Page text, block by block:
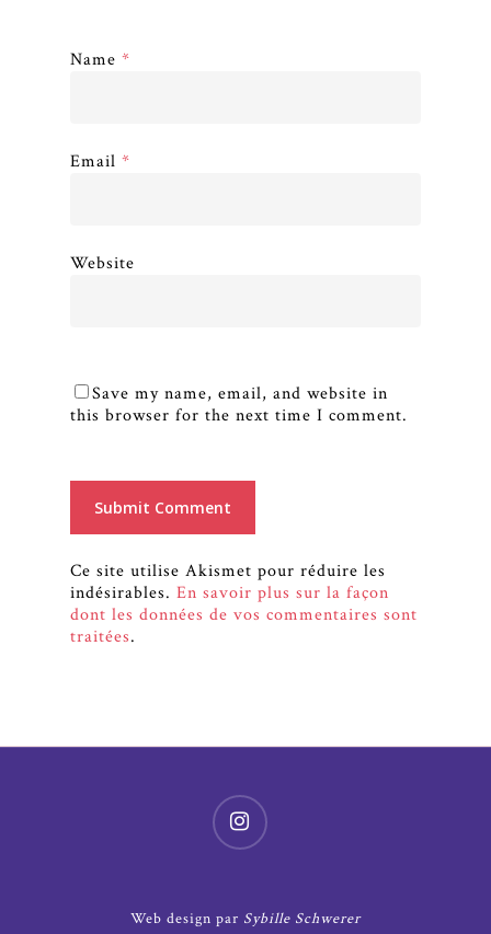
Name *
Email *
Website
Save my name, email, and website in
this browser for the next time I comment.
Ce site utilise Akismet pour réduire les
indésirables. En savoir plus sur la façon
dont les données de vos commentaires sont
traitées.
Web design par Sybille Schwerer